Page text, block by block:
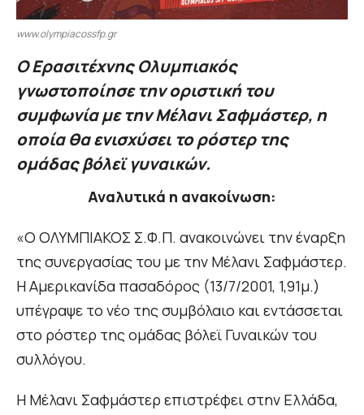
www.olympiacossfp.gr
Ο Ερασιτέχνης Ολυμπιακός
γνωστοποίησε την οριστική του
συμφωνία με την Μέλανι Σαφμάστερ, η
οποία θα ενισχύσει το ρόστερ της
ομάδας βόλεϊ γυναικών.
Αναλυτικά η ανακοίνωση:
«Ο ΟΛΥΜΠΙΑΚΟΣ Σ.Φ.Π. ανακοινώνει την έναρξη
της συνεργασίας του με την Μέλανι Σαφμάστερ.
Η Αμερικανίδα πασαδόρος (13/7/2001, 1,91μ.)
υπέγραψε το νέο της συμβόλαιο και εντάσσεται
στο ρόστερ της ομάδας βόλεϊ Γυναικών του
συλλόγου.
Η Μέλανι Σαφμάστερ επιστρέφει στην Ελλάδα,